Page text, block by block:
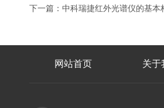
下一篇： 中科瑞捷红外光谱仪的基本
网站首页 关于